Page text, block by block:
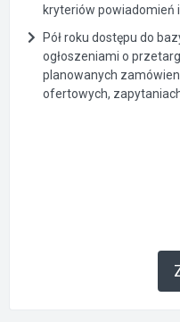
kryteriów powiadomień
Pół roku dostępu do
ogłoszeniami o
planowanych
ofertowych, zapytaniach